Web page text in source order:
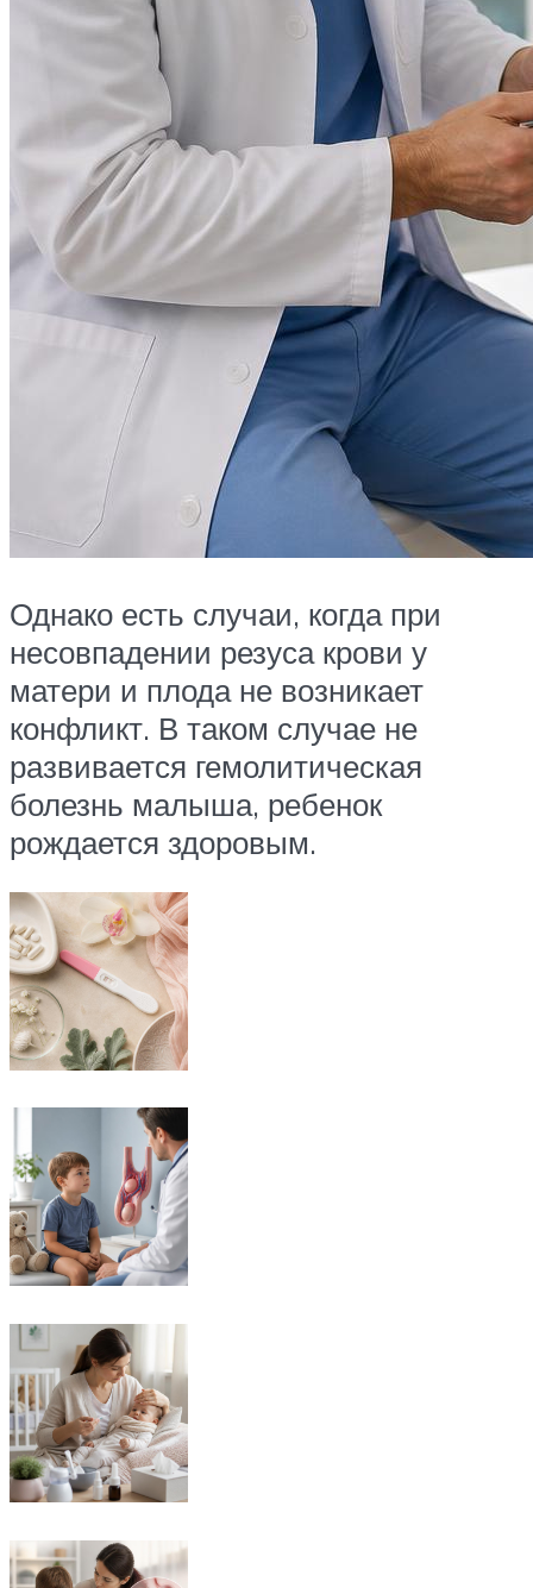
Однако есть случаи, когда при
несовпадении резуса крови у
матери и плода не возникает
конфликт. В таком случае не
развивается гемолитическая
болезнь малыша, ребенок
рождается здоровым.